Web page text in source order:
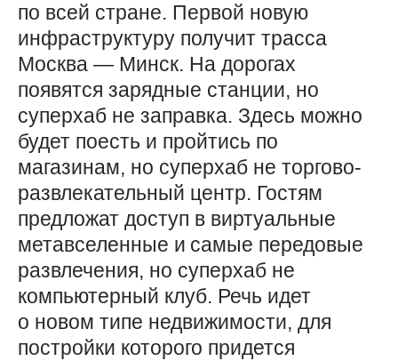
по всей стране. Первой новую
инфраструктуру получит трасса
Москва — Минск. На дорогах
появятся зарядные станции, но
суперхаб не заправка. Здесь можно
будет поесть и пройтись по
магазинам, но суперхаб не торгово-
развлекательный центр. Гостям
предложат доступ в виртуальные
метавселенные и самые передовые
развлечения, но суперхаб не
компьютерный клуб. Речь идет
о новом типе недвижимости, для
постройки которого придется